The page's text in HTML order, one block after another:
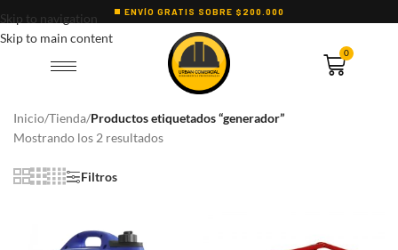
Skip to navigation
Skip to main content
ENVÍO GRATIS SOBRE $200.000
0
Inicio/Tienda/Productos etiquetados “generador”
Mostrando los 2 resultados
Filtros